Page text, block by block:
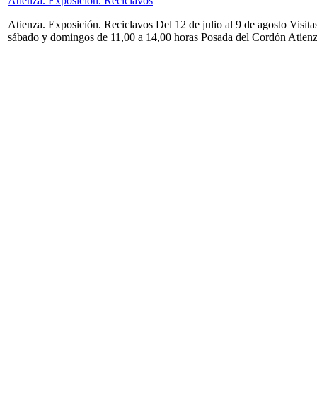
Atienza. Exposición. Reciclavos Del 12 de julio al 9 de agosto
sábado y domingos de 11,00 a 14,00 horas Posada del Cordón